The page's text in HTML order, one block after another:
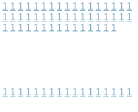
1 1 1 1 1 1 1 1 1 1 1 1 1 1 1 1 1
1 1 1 1 1 1 1 1 1 1 1 1 1 1 1 1 1
1 1 1 1 1 1 1 1 1 1 1 1 1 1 1
1 1 1 1 1 1 1 1 1 1 1 1 1 1 1 1 1